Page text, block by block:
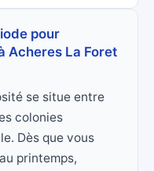
pour
Acheres La Foret
se situe entre
colonies
Dès que vous
printemps,